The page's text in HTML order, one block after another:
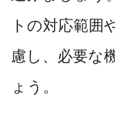
トの対応範囲
慮し、必要な
ょう。